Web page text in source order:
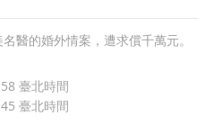
醫的婚外情案，遭求償千萬元。
臺北時間
臺北時間